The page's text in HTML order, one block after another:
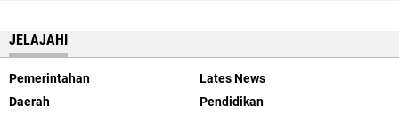
JELAJAHI
Pemerintahan
Lates News
Daerah
Pendidikan